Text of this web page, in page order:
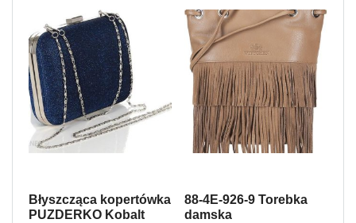
Błyszcząca kopertówka
PUZDERKO Kobalt
88-4E-926-9 Torebka
damska